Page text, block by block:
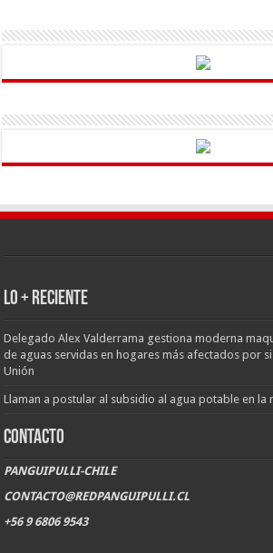
LO + RECIENTE
Delegado Alex Valderrama gestiona moderna
de aguas servidas en hogares más afectados por
Unión
Llaman a postular al subsidio al agua potable en la
CONTACTO
PANGUIPULLI-CHILE
CONTACTO@REDPANGUIPULLI.CL
+56 9 6806 9543